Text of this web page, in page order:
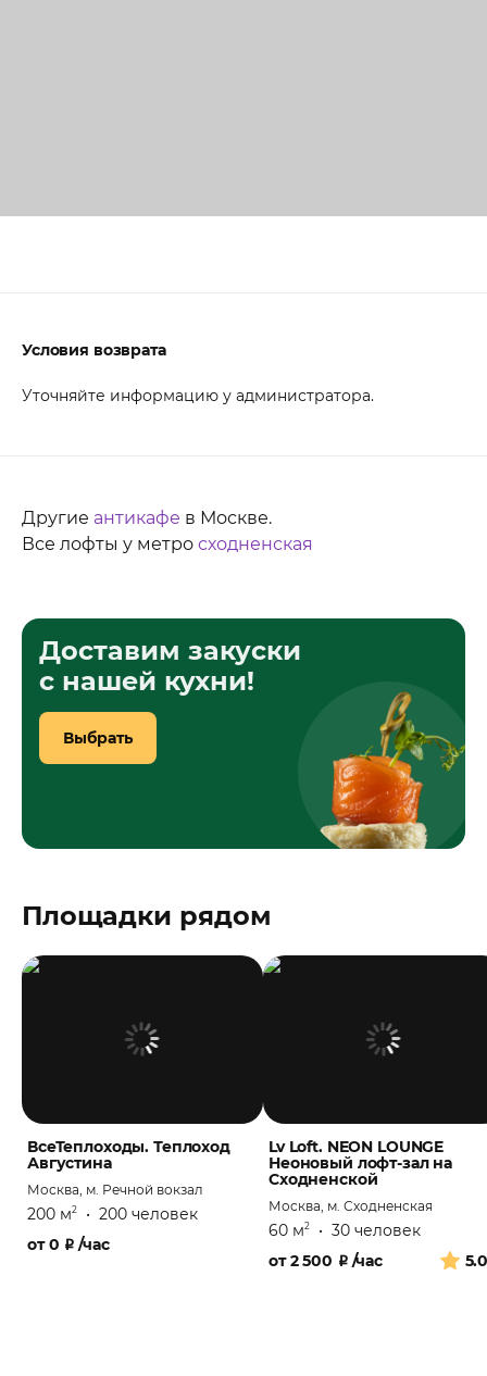
Условия возврата
Уточняйте информацию у администратора.
Другие антикафе в Москве.
Все лофты у метро сходненская
Доставим закуски
с нашей кухни!
Выбрать
Площадки рядом
ВсеТеплоходы. Теплоход
Августина
Москва, м. Речной вокзал
200 м2 • 200 человек
от0 ₽ /час
Lv Loft. NEON LOUNGE
Неоновый лофт-зал на
Сходненской
Москва, м. Сходненская
60 м2 • 30 человек
от2 500 ₽ /час